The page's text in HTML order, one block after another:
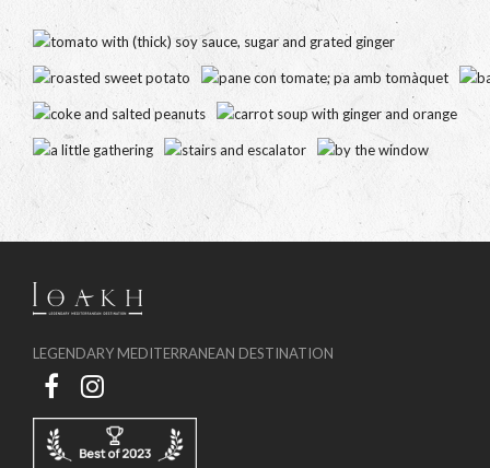
LEGENDARY MEDITERRANEAN DESTINATION